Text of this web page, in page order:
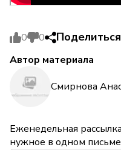
0 0 Поделиться
Автор материала
Смирнова
Еженедельная
нужное в одном